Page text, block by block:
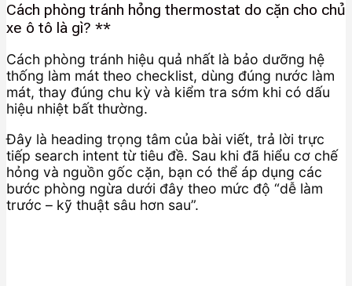
Cách phòng tránh hỏng thermostat do cặn cho chủ
xe ô tô là gì? **
Cách phòng tránh hiệu quả nhất là bảo dưỡng hệ
thống làm mát theo checklist, dùng đúng nước làm
mát, thay đúng chu kỳ và kiểm tra sớm khi có dấu
hiệu nhiệt bất thường.
Đây là heading trọng tâm của bài viết, trả lời trực
tiếp search intent từ tiêu đề. Sau khi đã hiểu cơ chế
hỏng và nguồn gốc cặn, bạn có thể áp dụng các
bước phòng ngừa dưới đây theo mức độ “dễ làm
trước – kỹ thuật sâu hơn sau”.